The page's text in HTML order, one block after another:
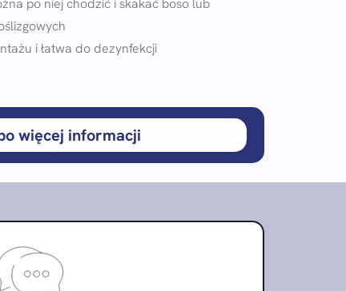
i łatwa do dezynfekcji
więcej informacji